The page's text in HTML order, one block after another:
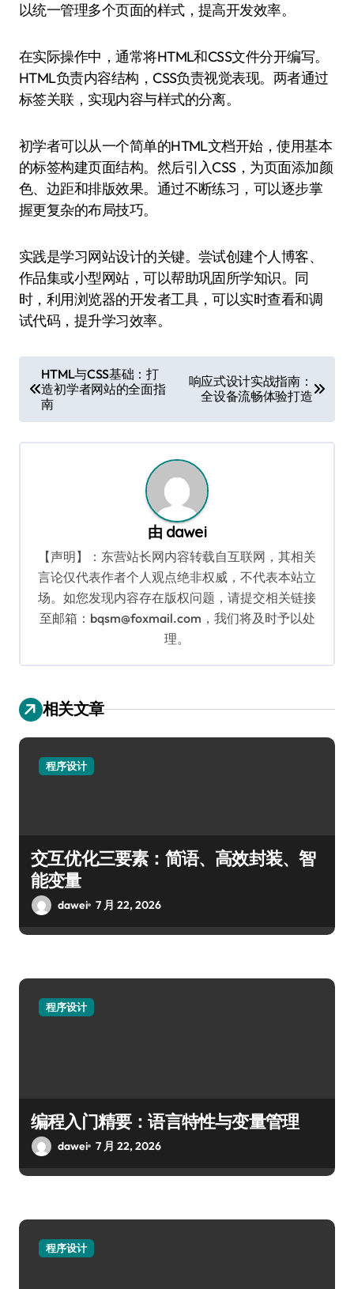
以统一管理多个页面的样式，提高开发效率。
在实际操作中，通常将HTML和CSS文件分开编写。
HTML负责内容结构，CSS负责视觉表现。两者通过
标签关联，实现内容与样式的分离。
初学者可以从一个简单的HTML文档开始，使用基本
的标签构建页面结构。然后引入CSS，为页面添加颜
色、边距和排版效果。通过不断练习，可以逐步掌
握更复杂的布局技巧。
实践是学习网站设计的关键。尝试创建个人博客、
作品集或小型网站，可以帮助巩固所学知识。同
时，利用浏览器的开发者工具，可以实时查看和调
试代码，提升学习效率。
章
导
航
HTML与CSS基础：打
造初学者网站的全面指
南
响应式设计实战指南：
全设备流畅体验打造
由 dawei
【声明】：东营站长网内容转载自互联网，其相关
言论仅代表作者个人观点绝非权威，不代表本站立
场。如您发现内容存在版权问题，请提交相关链接
至邮箱：bqsm@foxmail.com，我们将及时予以处
理。
相关文章
程序设计
交互优化三要素：简语、高效封装、智
能变量
dawei 7 月 22, 2026
程序设计
编程入门精要：语言特性与变量管理
dawei 7 月 22, 2026
程序设计